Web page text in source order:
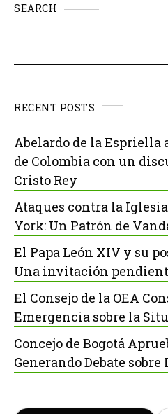
SEARCH
RECENT POSTS
Abelardo de la Espriella
de Colombia con un
Cristo Rey
Ataques contra la
York: Un Patrón de
El Papa León XIV y su
Una invitación
El Consejo de la OEA
Emergencia sobre la
Concejo de Bogotá
Generando Debate